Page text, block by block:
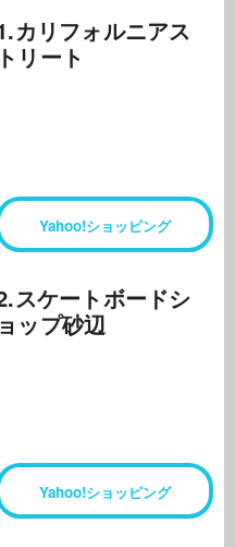
カリフォルニアス
トリート
Yahoo!ショッピング
スケートボードシ
ョップ砂辺
Yahoo!ショッピング